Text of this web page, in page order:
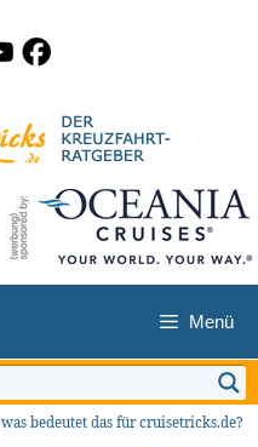
Menü
was bedeutet das für cruisetricks.de?